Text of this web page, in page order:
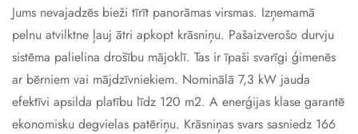
Jums nevajadzēs bieži tīrīt panorāmas virsmas. Izņemamā
pelnu atvilktne ļauj ātri apkopt krāsniņu. Pašaizverošo durvju
sistēma palielina drošību mājoklī. Tas ir īpaši svarīgi ģimenēs
ar bērniem vai mājdzīvniekiem. Nominālā 7,3 kW jauda
efektīvi apsilda platību līdz 120 m2. A enerģijas klase garantē
ekonomisku degvielas patēriņu. Krāsniņas svars sasniedz 166